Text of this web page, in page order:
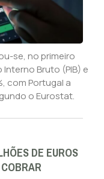
se, no primeiro
Bruto (PIB) e
com Portugal a
o Eurostat.
DE EUROS